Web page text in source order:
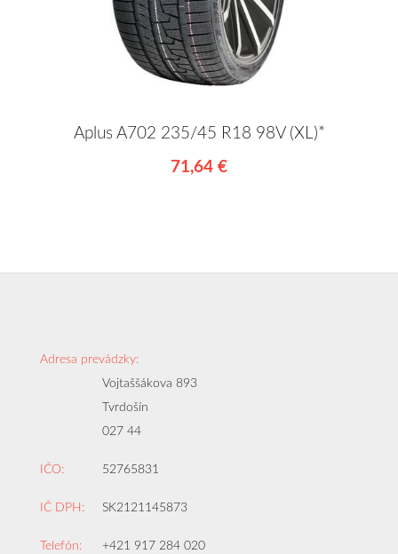
Aplus A702 235/45 R18 98V (XL)*
71,64 €
Adresa prevádzky:
Vojtaššákova 893
Tvrdošín
027 44
IČO: 52765831
IČ DPH: SK2121145873
Telefón: +421 917 284 020